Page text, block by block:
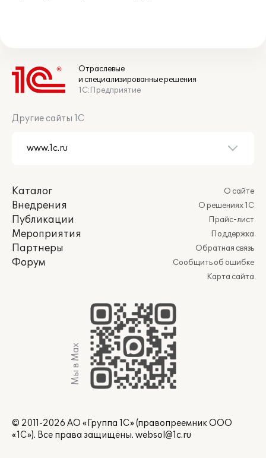
Отраслевые
и специализированные решения
1С:Предприятие
Другие сайты 1С
Каталог
Внедрения
Публикации
Мероприятия
Партнеры
Форум
О сайте
О решениях 1С
Прайс-лист
Поддержка
Обратная связь
Сообщить об ошибке
Карта сайта
Мы в Max
© 2011-2026 АО «Группа 1С» (правопреемник ООО
«1С»). Все права защищены. websol@1c.ru